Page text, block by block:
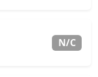
N/C